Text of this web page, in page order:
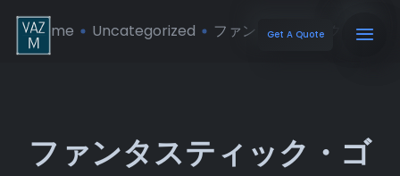
Get A Quote
Home Uncategorized ファンタスティック・ ...
ファンタスティック・ゴ